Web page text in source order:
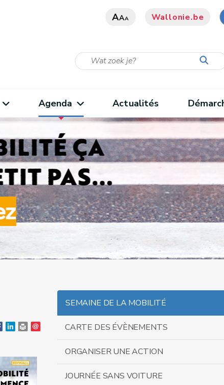
AAA Wallonie.be
Agenda Actualités
SEMAINE DE LA MOBILITÉ
CARTE DES ÉVÈNEMENTS
ORGANISER UNE ACTION
JOURNÉE SANS VOITURE